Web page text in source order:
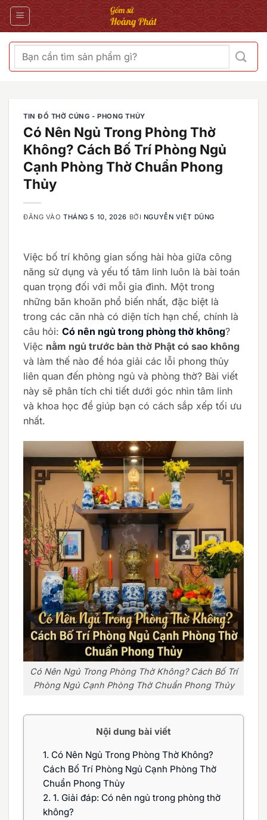
Bỏ
qua
Tìm
kiếm:
TIN ĐỒ THỜ CÚNG - PHONG THỦY
Có Nên Ngủ Trong Phòng Thờ
Không? Cách Bố Trí Phòng Ngủ
Cạnh Phòng Thờ Chuẩn Phong
Thủy
ĐĂNG VÀOTHÁNG 5 10, 2026 BỞI NGUYỄN VIỆT DŨNG
Việc bố trí không gian sống hài hòa giữa công
năng sử dụng và yếu tố tâm linh luôn là bài toán
quan trọng đối với mỗi gia đình. Một trong
những băn khoăn phổ biến nhất, đặc biệt là
trong các căn nhà có diện tích hạn chế, chính là
câu hỏi: Có nên ngủ trong phòng thờ không?
Việc nằm ngủ trước bàn thờ Phật có sao không
và làm thế nào để hóa giải các lỗi phong thủy
liên quan đến phòng ngủ và phòng thờ? Bài viết
này sẽ phân tích chi tiết dưới góc nhìn tâm linh
và khoa học để giúp bạn có cách sắp xếp tối ưu
nhất.
Có Nên Ngủ Trong Phòng Thờ Không? Cách Bố Trí
Phòng Ngủ Cạnh Phòng Thờ Chuẩn Phong Thủy
Nội dung bài viết
1. Có Nên Ngủ Trong Phòng Thờ Không?
Cách Bố Trí Phòng Ngủ Cạnh Phòng Thờ
Chuẩn Phong Thủy
2. 1. Giải đáp: Có nên ngủ trong phòng thờ
không?